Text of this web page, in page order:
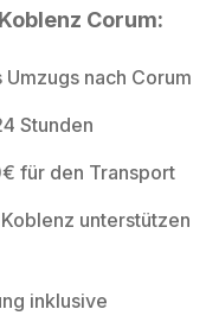
Corum:
nach Corum
Stunden
für den Transport
unterstützen
inklusive